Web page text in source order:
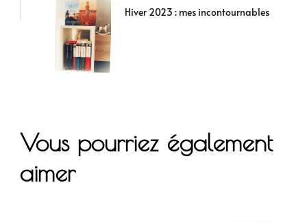
Hiver 2023 : mes incontournables
Vous pourriez également
aimer